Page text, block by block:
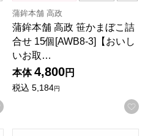
お気に入りに登録する
蒲鉾本舗 高政
蒲鉾本舗 高政 笹かまぼこ詰
合せ 15個[AWB8-3]【おいし
いお取…
本体 4,800円
税込 5,184円